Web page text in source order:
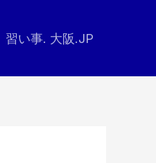
習い事. 大阪.JP